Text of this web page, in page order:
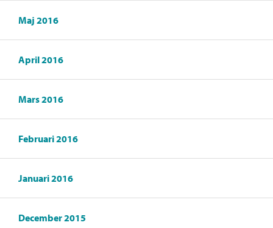
Maj 2016
April 2016
Mars 2016
Februari 2016
Januari 2016
December 2015